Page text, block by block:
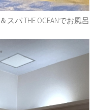
パ THE OCEANでお風呂